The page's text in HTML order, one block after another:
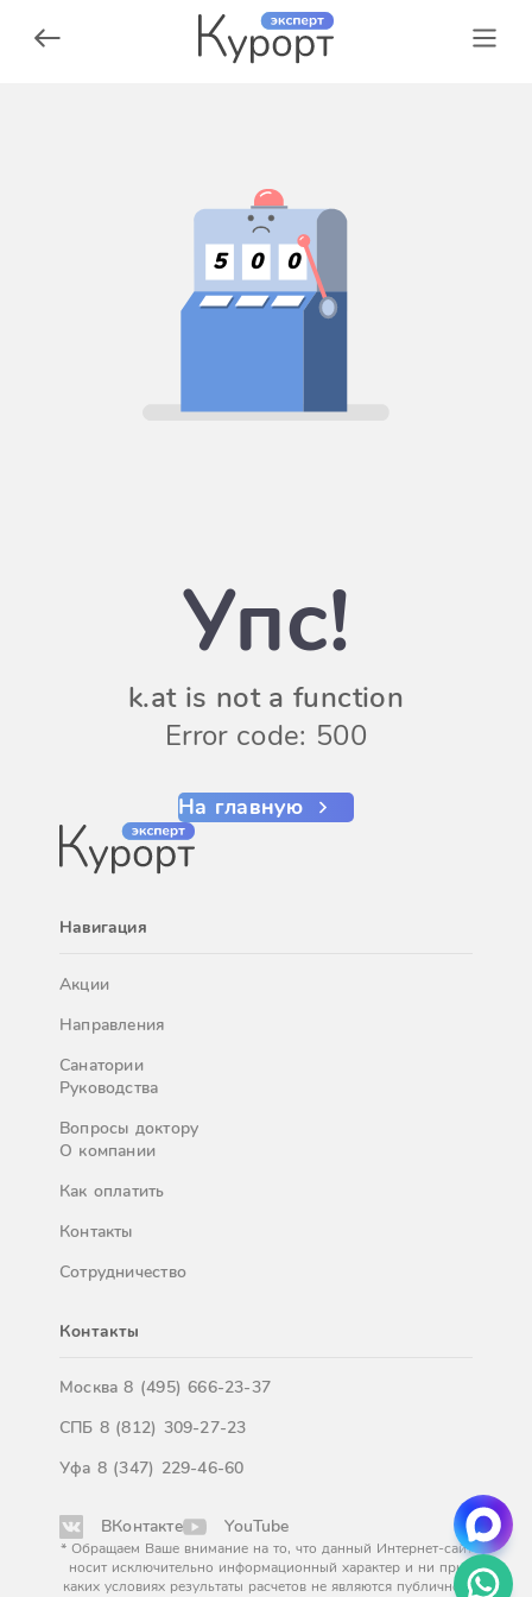
5 0 0
Упс!
k.at is not a function
Error code: 500
На главную
Навигация
Акции
Направления
Санатории
Руководства
Вопросы доктору
О компании
Как оплатить
Контакты
Сотрудничество
Контакты
Москва8 (495) 666-23-37
СПБ 8 (812) 309-27-23
Уфа 8 (347) 229-46-60
ВКонтакте YouTube
* Обращаем Ваше внимание на то, что данный Интернет-сайт
носит исключительно информационный характер и ни при
каких условиях результаты расчетов не являются публичной